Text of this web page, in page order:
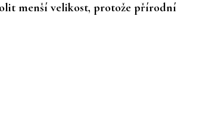
menší velikost, protože přírodní